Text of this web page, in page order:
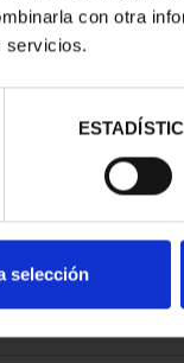
con otra
servicios.
selección
ESPAÑOLAS -